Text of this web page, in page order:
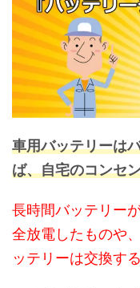
車用バッテリーは
ば、自宅のコンセ
長時間バッテリー
全放電したものや
ッテリーは交換す